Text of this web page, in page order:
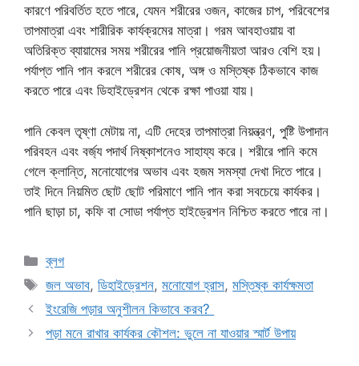
কারণে পরিবর্তিত হতে পারে, যেমন শরীরের ওজন, কাজের চাপ, পরিবেশের
তাপমাত্রা এবং শারীরিক কার্যক্রমের মাত্রা। গরম আবহাওয়ায় বা
অতিরিক্ত ব্যায়ামের সময় শরীরের পানি প্রয়োজনীয়তা আরও বেশি হয়।
পর্যাপ্ত পানি পান করলে শরীরের কোষ, অঙ্গ ও মস্তিষ্ক ঠিকভাবে কাজ
করতে পারে এবং ডিহাইড্রেশন থেকে রক্ষা পাওয়া যায়।
পানি কেবল তৃষ্ণা মেটায় না, এটি দেহের তাপমাত্রা নিয়ন্ত্রণ, পুষ্টি উপাদান
পরিবহন এবং বর্জ্য পদার্থ নিষ্কাশনেও সাহায্য করে। শরীরে পানি কমে
গেলে ক্লান্তি, মনোযোগের অভাব এবং হজম সমস্যা দেখা দিতে পারে।
তাই দিনে নিয়মিত ছোট ছোট পরিমাণে পানি পান করা সবচেয়ে কার্যকর।
পানি ছাড়া চা, কফি বা সোডা পর্যাপ্ত হাইড্রেশন নিশ্চিত করতে পারে না।
Categories
ব্লগ
Tags
জল অভাব,ডিহাইড্রেশন,মনোযোগ হ্রাস,মস্তিষ্ক কার্যক্ষমতা
ইংরেজি পড়ার অনুশীলন কিভাবে করব?
পড়া মনে রাখার কার্যকর কৌশল: ভুলে না যাওয়ার স্মার্ট উপায়